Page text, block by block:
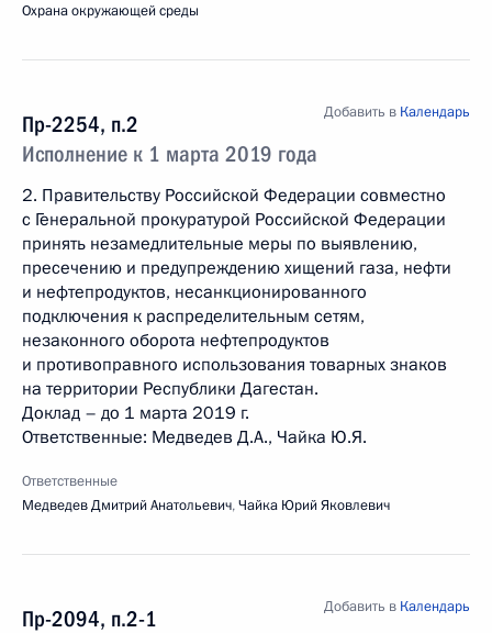
Охрана окружающей среды
Пр-2254, п.2
Исполнение к 1 марта 2019 года
Добавить в Календарь
2. Правительству Российской Федерации совместно
с Генеральной прокуратурой Российской Федерации
принять незамедлительные меры по выявлению,
пресечению и предупреждению хищений газа, нефти
и нефтепродуктов, несанкционированного
подключения к распределительным сетям,
незаконного оборота нефтепродуктов
и противоправного использования товарных знаков
на территории Республики Дагестан.
Доклад – до 1 марта 2019 г.
Ответственные: Медведев Д.А., Чайка Ю.Я.
Ответственные
Медведев Дмитрий Анатольевич,Чайка Юрий Яковлевич
Пр-2094, п.2-1
Добавить в Календарь